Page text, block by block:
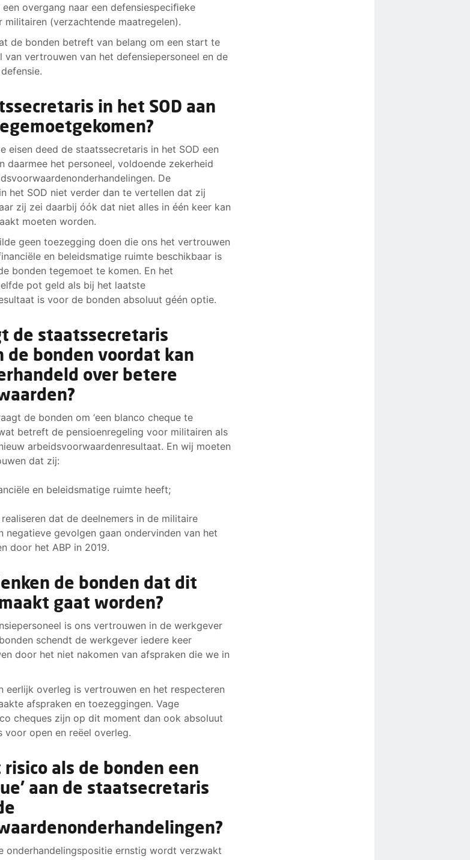
overgang naar een defensiespeciﬁeke
militairen (verzachtende maatregelen).
de bonden betreft van belang om een start te
van vertrouwen van het defensiepersoneel en de
in het SOD aan
eisen deed de staatssecretaris in het SOD een
daarmee het personeel, voldoende zekerheid
De
het SOD niet verder dan te vertellen dat zij
zij zei daarbij óók dat niet alles in één keer kan
moeten worden.
geen toezegging doen die ons het vertrouwen
en beleidsmatige ruimte beschikbaar is
bonden tegemoet te komen. En het
pot geld als bij het laatste
is voor de bonden absoluut géén optie.
de staatssecretaris
de bonden voordat kan
over betere
de bonden om ‘een blanco cheque te
betreft de pensioenregeling voor militairen als
arbeidsvoorwaardenresultaat. En wij moeten
dat zij:
en beleidsmatige ruimte heeft;
dat de deelnemers in de militaire
negatieve gevolgen gaan ondervinden van het
door het ABP in 2019.
de bonden dat dit
gaat worden?
is ons vertrouwen in de werkgever
schendt de werkgever iedere keer
door het niet nakomen van afspraken die we in
eerlijk overleg is vertrouwen en het respecteren
afspraken en toezeggingen. Vage
cheques zijn op dit moment dan ook absoluut
voor open en reëel overleg.
als de bonden een
aan de staatsecretaris
onderhandelingspositie ernstig wordt verzwakt